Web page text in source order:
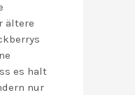
ältere
es halt
nur